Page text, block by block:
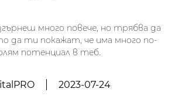
много повече, но трябва да
да ти покажат, че има много по-
потенциал в теб.
2023-07-24